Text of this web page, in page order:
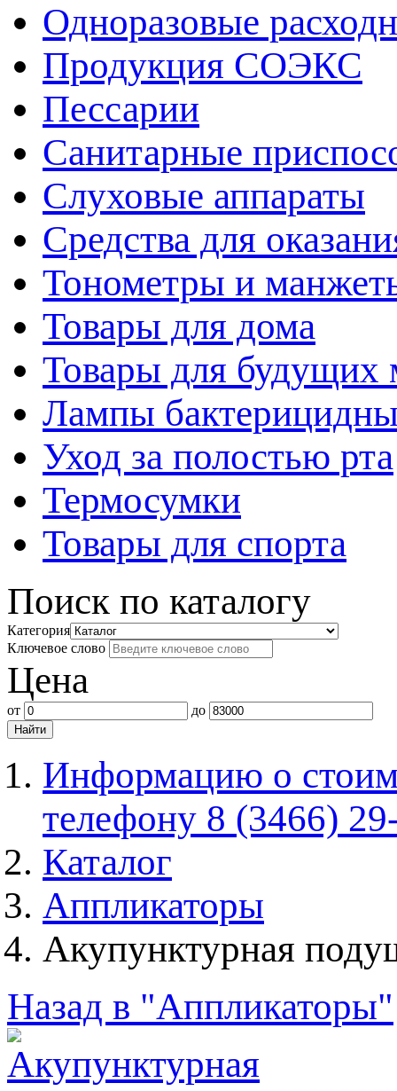
Одноразовые
Продукция СОЭКС
Пессарии
Санитарные
Слуховые аппараты
Средства для
Тонометры и
Товары для дома
Товары для будущих
Лампы
Уход за полостью рта
Термосумки
Товары для спорта
Поиск по каталогу
Категория
Ключевое слово
Цена
от до
Информацию о
телефону 8 (3466)
Каталог
Аппликаторы
Акупунктурная
Назад в "Аппликаторы"